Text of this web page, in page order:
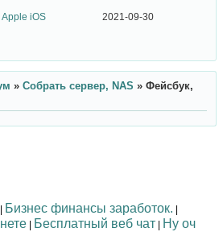
Apple iOS 2021-09-30
» Собрать сервер, NAS » Фейсбук,
| Бизнес финансы заработок. |
| Бесплатный веб чат | Ну оч